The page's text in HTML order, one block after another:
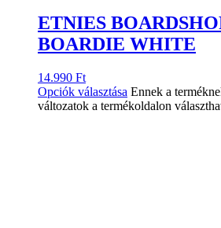
ETNIES
BOARDIE WHITE
14.990 Ft
Opciók választása Ennek a
változatok a termékoldalon